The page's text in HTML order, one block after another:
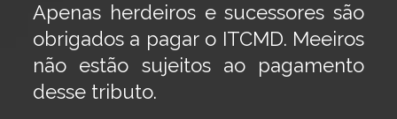
Apenas herdeiros e sucessores são
obrigados a pagar o ITCMD. Meeiros
não estão sujeitos ao pagamento
desse tributo.